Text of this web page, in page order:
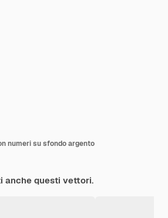
numeri su sfondo argento
anche questi vettori.